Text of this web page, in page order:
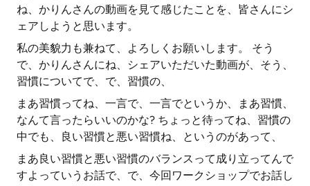
ね、かりんさんの動画を見て感じたことを、皆さんにシ
ェアしようと思います。
私の美貌力も兼ねて、よろしくお願いします。 そう
で、かりんさんにね、シェアいただいた動画が、そう、
習慣についてで、で、習慣の、
まあ習慣ってね、一言で、一言でというか、まあ習慣、
なんて言ったらいいのかな? ちょっと待ってね、習慣の
中でも、良い習慣と悪い習慣ね、というのがあって、
まあ良い習慣と悪い習慣のバランスって成り立ってんで
すよっていうお話で、で、今回ワークショップでお話し